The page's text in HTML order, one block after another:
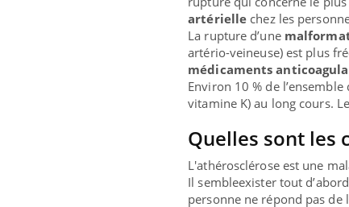
artérielle chez les
La rupture d’une
artério-veineuse) est plus
médicaments
Environ 10 % de
vitamine K) au long cours.
Quelles sont les
L'athérosclérose est une
Il sembleexister tout
personne ne répond pas